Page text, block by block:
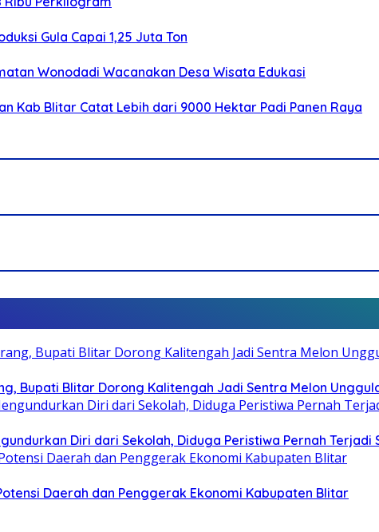
Gula Capai 1,25 Juta Ton
Wonodadi Wacanakan Desa Wisata Edukasi
Kab Blitar Catat Lebih dari 9000 Hektar Padi Panen Raya
Bupati Blitar Dorong Kalitengah Jadi Sentra Melon
Diri dari Sekolah, Diduga Peristiwa Pernah Terjadi
Daerah dan Penggerak Ekonomi Kabupaten Blitar